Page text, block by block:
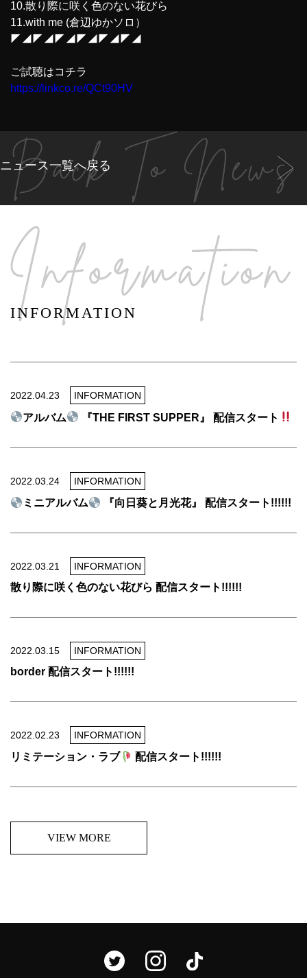
10.散り際に咲く色のない花びら
11.with me (倉辺ゆかソロ）
◤◢◤◢◤◢◤◢◤◢◤◢
ご試聴はコチラ
https://linkco.re/QCt90HV
ニュース一覧へ戻る
INFORMATION
2022.04.23 INFORMATION
アルバム 『THE FIRST SUPPER』 配信スタート
2022.03.24 INFORMATION
ミニアルバム 『向日葵と月光花』 配信スタート!!!!!!
2022.03.21 INFORMATION
散り際に咲く色のない花びら 配信スタート!!!!!!
2022.03.15 INFORMATION
border 配信スタート!!!!!!
2022.02.23 INFORMATION
リミテーション・ラブ 配信スタート!!!!!!
VIEW MORE